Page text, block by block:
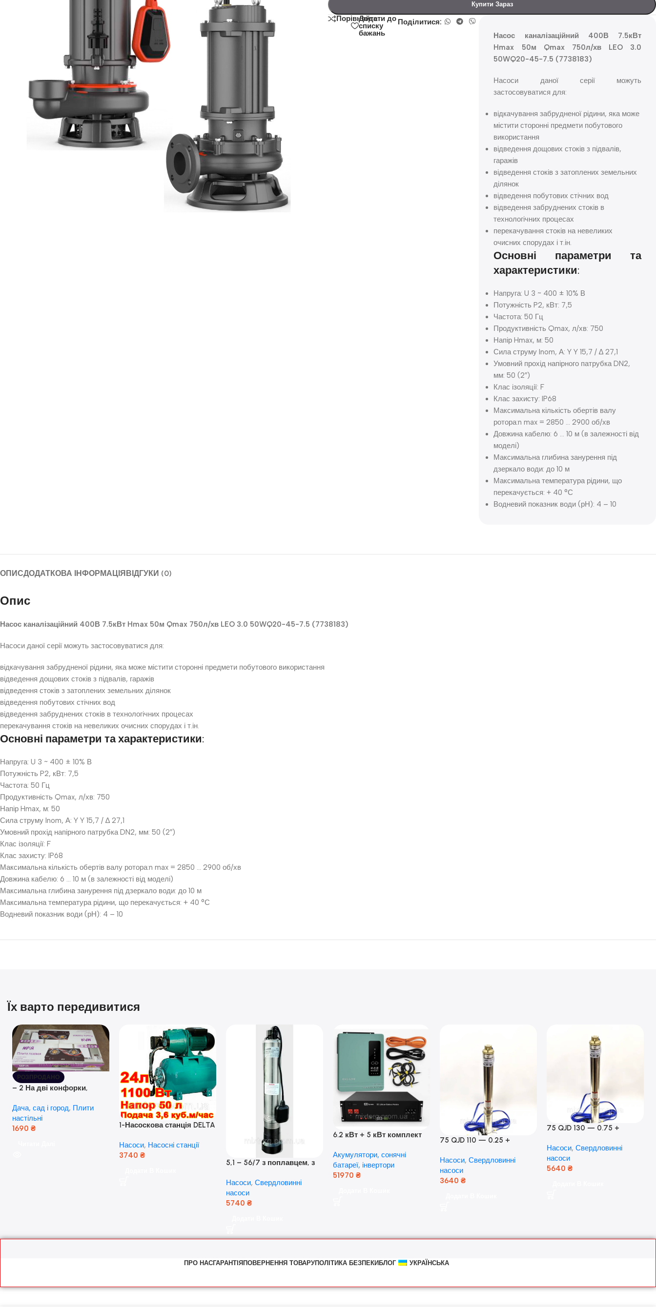
Купити Зараз
ПорівняйтеДодати до
списку
бажань
Поділитися:
Насос каналізаційний 400В 7.5кВт
Hmax 50м Qmax 750л/хв LEO 3.0
50WQ20-45-7.5 (7738183)
Насоси даної серії можуть
застосовуватися для:
відкачування забрудненої рідини, яка може
містити сторонні предмети побутового
використання
відведення дощових стоків з підвалів,
гаражів
відведення стоків з затоплених земельних
ділянок
відведення побутових стічних вод
відведення забруднених стоків в
технологічних процесах
перекачування стоків на невеликих
очисних спорудах і т.ін.
Основні параметри та
характеристики:
Напруга: U 3 ~ 400 ± 10% В
Потужність P2, кВт: 7,5
Частота: 50 Гц
Продуктивність Qmax, л/хв: 750
Напір Hmax, м: 50
Сила струму Inom, А: Y Y 15,7 / ∆ 27,1
Умовний прохід напірного патрубка DN2,
мм: 50 (2″)
Клас ізоляції: F
Клас захисту: IP68
Максимальна кількість обертів валу
ротора:n max = 2850 … 2900 об/хв
Довжина кабелю: 6 … 10 м (в залежності від
моделі)
Максимальна глибина занурення під
дзеркало води: до 10 м
Максимальна температура рідини, що
перекачується: + 40 °С
Водневий показник води (рН): 4 – 10
ОПИСДОДАТКОВА ІНФОРМАЦІЯВІДГУКИ (0)
Опис
Насос каналізаційний 400В 7.5кВт Hmax 50м Qmax 750л/хв LEO 3.0 50WQ20-45-7.5 (7738183)
Насоси даної серії можуть застосовуватися для:
відкачування забрудненої рідини, яка може містити сторонні предмети побутового використання
відведення дощових стоків з підвалів, гаражів
відведення стоків з затоплених земельних ділянок
відведення побутових стічних вод
відведення забруднених стоків в технологічних процесах
перекачування стоків на невеликих очисних спорудах і т.ін.
Основні параметри та характеристики:
Напруга: U 3 ~ 400 ± 10% В
Потужність P2, кВт: 7,5
Частота: 50 Гц
Продуктивність Qmax, л/хв: 750
Напір Hmax, м: 50
Сила струму Inom, А: Y Y 15,7 / ∆ 27,1
Умовний прохід напірного патрубка DN2, мм: 50 (2″)
Клас ізоляції: F
Клас захисту: IP68
Максимальна кількість обертів валу ротора:n max = 2850 … 2900 об/хв
Довжина кабелю: 6 … 10 м (в залежності від моделі)
Максимальна глибина занурення під дзеркало води: до 10 м
Максимальна температура рідини, що перекачується: + 40 °С
Водневий показник води (рН): 4 – 10
Їх варто передивитися
РОЗПРОДАНО
– 2 На дві конфорки,
розпалюванням.
Дача, сад і город, Плити
настільні
1690 ₴
1-Насоскова станція DELTA
кВт) ( Польща)
Насоси, Насосні станції
3740 ₴
5,1 – 56/7 з поплавцем, з
(оригінал Польща)
Насоси, Свердловинні
насоси
5740 ₴
6.2 кВт + 5 кВт комплект
Гібридний інвертор Anern
та акумулятор Dyness, 50А
Акумулятори, сонячні
батареї, інвертори
51970 ₴
75 QJD 110 — 0.25 +
Мідь!
Насоси, Свердловинні
насоси
3640 ₴
75 QJD 130 — 0.75 +
Насоси, Свердловинні
насоси
5640 ₴
ПРО НАСГАРАНТІЯ ПОВЕРНЕННЯ ТОВАРУПОЛІТИКА БЕЗПЕКИ БЛОГ УКРАЇНСЬКА